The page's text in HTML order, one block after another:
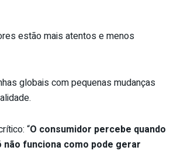
estão mais atentos e menos
globais com pequenas mudanças
“O consumidor percebe quando
não funciona como pode gerar